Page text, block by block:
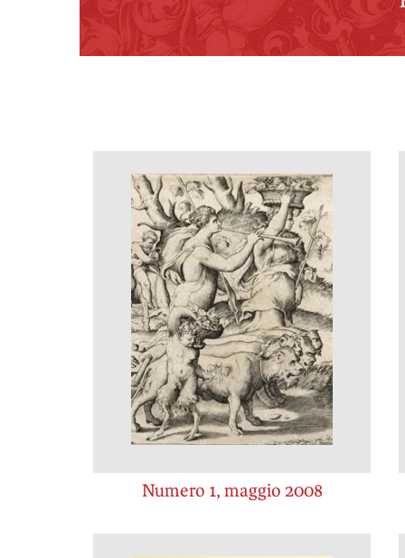
Numero 1, maggio 2008